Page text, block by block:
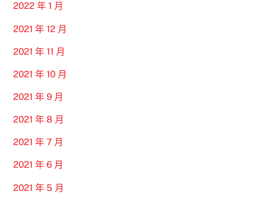
2022 年 1 月
2021 年 12 月
2021 年 11 月
2021 年 10 月
2021 年 9 月
2021 年 8 月
2021 年 7 月
2021 年 6 月
2021 年 5 月